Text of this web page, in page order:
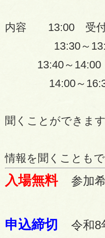
内容 13:00 受付
13:30～13:40
13:40～14:00
14:00～16:30
出展の県
聞くことができま
総合相談
情報を聞くことも
入場無料 参加
また当日予
申込締切
令和8